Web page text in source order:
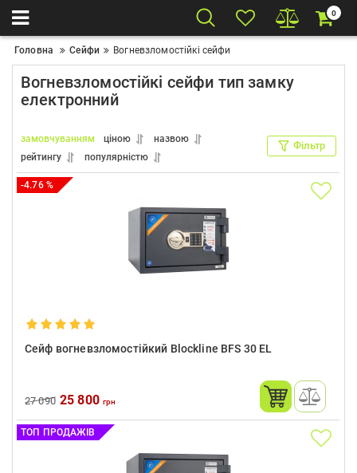
0
Головна Сейфи Вогневзломостійкі сейфи
Вогневзломостійкі сейфи тип замку
електронний
замовчуванням ціною
назвою
рейтингу
популярністю
Фільтр
-4.76 %
Сейф вогневзломостійкий Blockline BFS 30 EL
27 090 25 800 грн
ТОП ПРОДАЖІВ